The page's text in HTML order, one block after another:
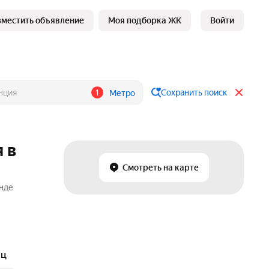
объявление Моя подборка ЖК Войти
1 Метро Сохранить поиск
Смотреть на карте
в